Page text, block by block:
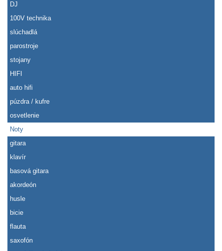
DJ
100V technika
slúchadlá
parostroje
stojany
HIFI
auto hifi
púzdra / kufre
osvetlenie
Noty
gitara
klavír
basová gitara
akordeón
husle
bicie
flauta
saxofón